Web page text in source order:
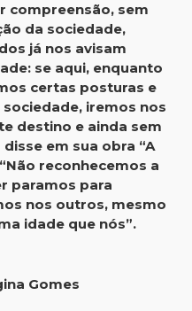
compreensão, sem
da sociedade,
já nos avisam
se aqui, enquanto
certas posturas e
sociedade, iremos nos
destino e ainda sem
em sua obra “A
reconhecemos a
paramos para
nos outros, mesmo
idade que nós”.
Gomes